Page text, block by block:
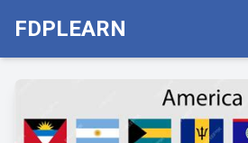
FDPLEARN